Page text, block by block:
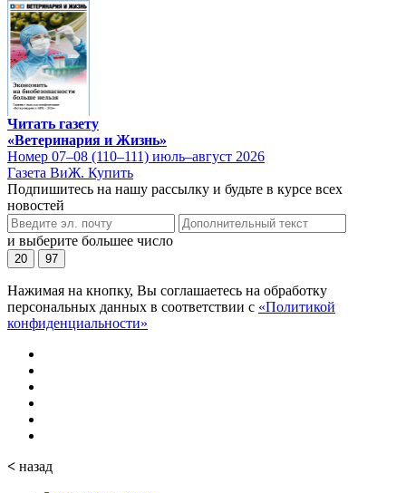
Читать газету
«Ветеринария и Жизнь»
Номер 07–08 (110–111) июль–август 2026
Газета ВиЖ. Купить
Подпишитесь на нашу рассылку и будьте в курсе всех
новостей
и выберите большее число
20 97
Нажимая на кнопку, Вы соглашаетесь на обработку
персональных данных в соответствии с «Политикой
конфиденциальности»
< назад